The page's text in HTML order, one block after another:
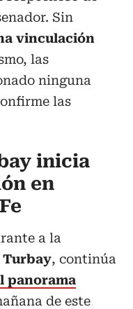
Sin
vinculación
las
ninguna
las
inicia
en
a la
Turbay, continúa
panorama
de este